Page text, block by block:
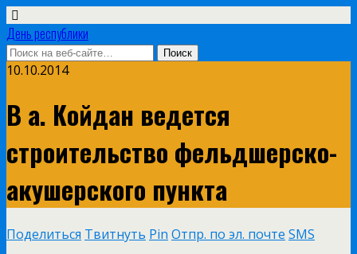
День республики
10.10.2014
В а. Койдан ведется
строительство фельдшерско-
акушерского пункта
Поделиться Твитнуть Pin Отпр. по эл. почте SMS